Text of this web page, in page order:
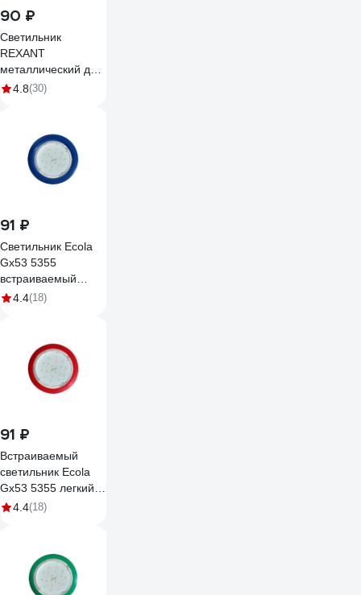
90 ₽
Светильник
REXANT
металлический для
лампы GX53 цвет
4.8(30)
91 ₽
Светильник Ecola
Gx53 5355
встраиваемый
легкий синий
4.4(18)
91 ₽
Встраиваемый
светильник Ecola
Gx53 5355 легкий
красный
4.4(18)